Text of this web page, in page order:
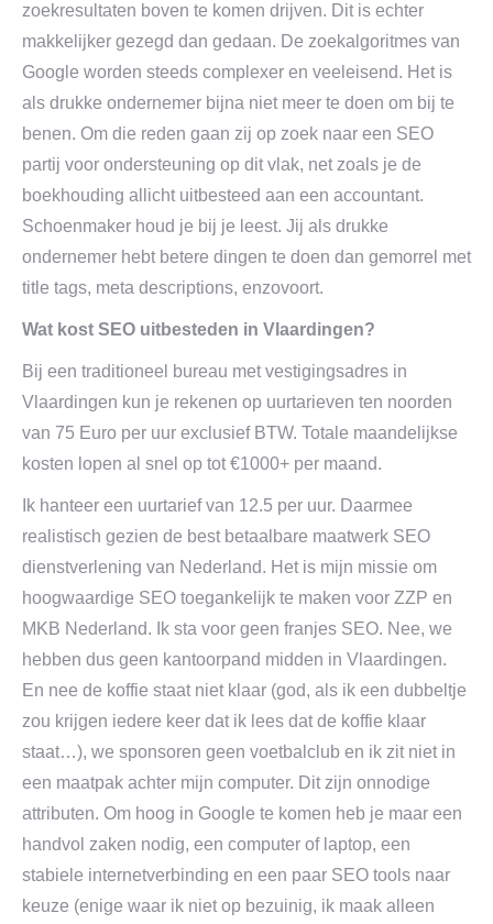
zoekresultaten boven te komen drijven. Dit is echter
makkelijker gezegd dan gedaan. De zoekalgoritmes van
Google worden steeds complexer en veeleisend. Het is
als drukke ondernemer bijna niet meer te doen om bij te
benen. Om die reden gaan zij op zoek naar een SEO
partij voor ondersteuning op dit vlak, net zoals je de
boekhouding allicht uitbesteed aan een accountant.
Schoenmaker houd je bij je leest. Jij als drukke
ondernemer hebt betere dingen te doen dan gemorrel met
title tags, meta descriptions, enzovoort.
Wat kost SEO uitbesteden in Vlaardingen?
Bij een traditioneel bureau met vestigingsadres in
Vlaardingen kun je rekenen op uurtarieven ten noorden
van 75 Euro per uur exclusief BTW. Totale maandelijkse
kosten lopen al snel op tot €1000+ per maand.
Ik hanteer een uurtarief van 12.5 per uur. Daarmee
realistisch gezien de best betaalbare maatwerk SEO
dienstverlening van Nederland. Het is mijn missie om
hoogwaardige SEO toegankelijk te maken voor ZZP en
MKB Nederland. Ik sta voor geen franjes SEO. Nee, we
hebben dus geen kantoorpand midden in Vlaardingen.
En nee de koffie staat niet klaar (god, als ik een dubbeltje
zou krijgen iedere keer dat ik lees dat de koffie klaar
staat…), we sponsoren geen voetbalclub en ik zit niet in
een maatpak achter mijn computer. Dit zijn onnodige
attributen. Om hoog in Google te komen heb je maar een
handvol zaken nodig, een computer of laptop, een
stabiele internetverbinding en een paar SEO tools naar
keuze (enige waar ik niet op bezuinig, ik maak alleen